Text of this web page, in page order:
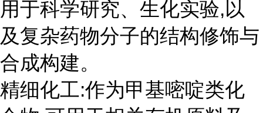
用于科学研究、生化实验,以
及复杂药物分子的结构修饰与
合成构建。
精细化工:作为甲基嘧啶类化